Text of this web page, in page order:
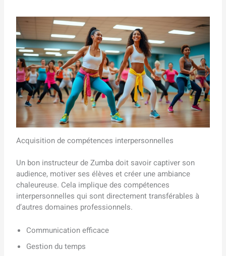
Acquisition de compétences interpersonnelles
Un bon instructeur de Zumba doit savoir captiver son
audience, motiver ses élèves et créer une ambiance
chaleureuse. Cela implique des compétences
interpersonnelles qui sont directement transférables à
d’autres domaines professionnels.
Communication efficace
Gestion du temps